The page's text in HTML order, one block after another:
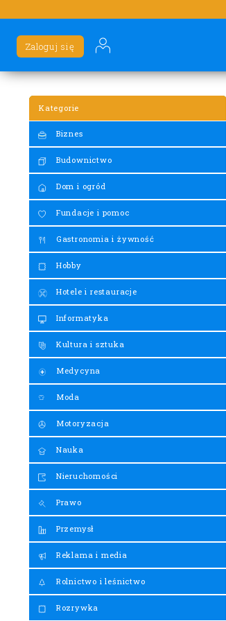
Zaloguj się
Kategorie
Biznes
Budownictwo
Dom i ogród
Fundacje i pomoc
Gastronomia i żywność
Hobby
Hotele i restauracje
Informatyka
Kultura i sztuka
Medycyna
Moda
Motoryzacja
Nauka
Nieruchomości
Prawo
Przemysł
Reklama i media
Rolnictwo i leśnictwo
Rozrywka